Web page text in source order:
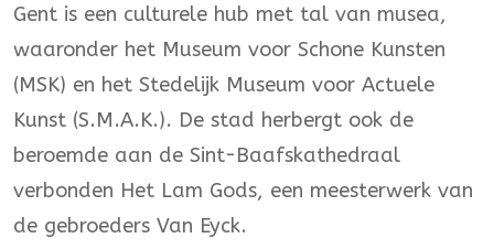
Gent is een culturele hub met tal van musea,
waaronder het Museum voor Schone Kunsten
(MSK) en het Stedelijk Museum voor Actuele
Kunst (S.M.A.K.). De stad herbergt ook de
beroemde aan de Sint-Baafskathedraal
verbonden Het Lam Gods, een meesterwerk van
de gebroeders Van Eyck.